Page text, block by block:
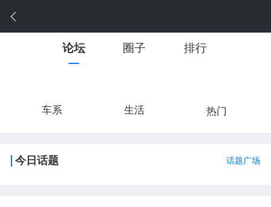
论坛 圈子 排行
车系 生活 热门
今日话题 话题广场